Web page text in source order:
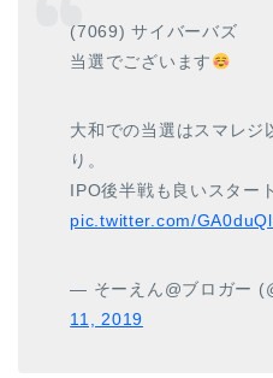
(7069) サイバーバズ
当選でございます
大和での当選はスマレジ
り。
IPO後半戦も良いスター
pic.twitter.com/
— そーえん@ブロガー
11, 2019